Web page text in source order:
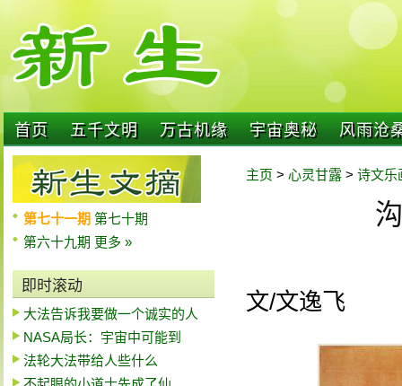
首页 五千文明 万古机缘 宇宙奥秘 风雨沧
第七十一期 第七十期
第六十九期 更多 »
即时滚动
大法告诉我要做一个诚实的人
NASA局长：宇宙中可能到
法轮大法带给人些什么
主页 > 心灵甘露 > 诗文乐
文/文逸飞